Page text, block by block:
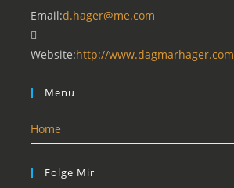
Email:d.hager@me.com
Website:http://www.dagmarhager.com
Menu
Home
Folge Mir